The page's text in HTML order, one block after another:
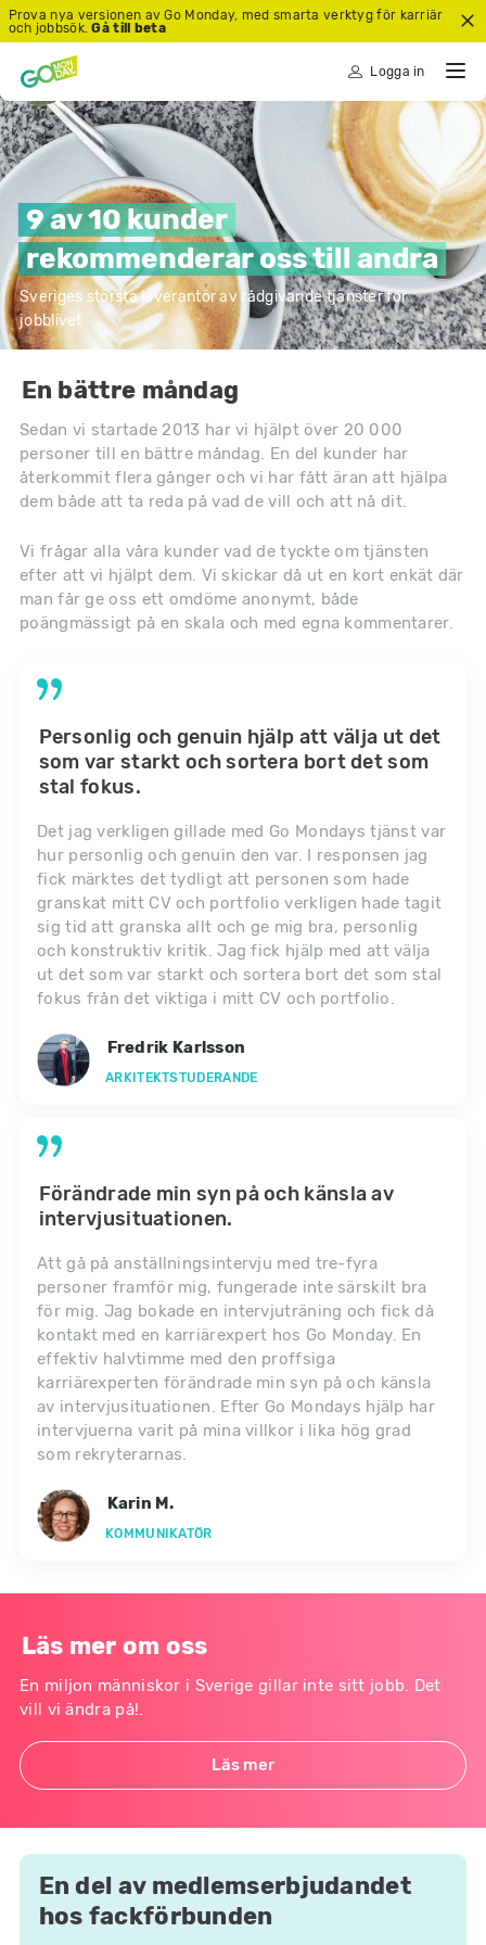
Prova nya versionen av Go Monday, med smarta verktyg för karriär
och jobbsök.Gå till beta
Logga in
9 av 10 kunder
rekommenderar oss till andra
Sveriges största leverantör av rådgivande tjänster för
jobblivet
En bättre måndag
Sedan vi startade 2013 har vi hjälpt över 20 000
personer till en bättre måndag. En del kunder har
återkommit flera gånger och vi har fått äran att hjälpa
dem både att ta reda på vad de vill och att nå dit.
Vi frågar alla våra kunder vad de tyckte om tjänsten
efter att vi hjälpt dem. Vi skickar då ut en kort enkät där
man får ge oss ett omdöme anonymt, både
poängmässigt på en skala och med egna kommentarer.
Personlig och genuin hjälp att välja ut det
som var starkt och sortera bort det som
stal fokus.
Det jag verkligen gillade med Go Mondays tjänst var
hur personlig och genuin den var. I responsen jag
fick märktes det tydligt att personen som hade
granskat mitt CV och portfolio verkligen hade tagit
sig tid att granska allt och ge mig bra, personlig
och konstruktiv kritik. Jag fick hjälp med att välja
ut det som var starkt och sortera bort det som stal
fokus från det viktiga i mitt CV och portfolio.
Fredrik Karlsson
ARKITEKTSTUDERANDE
Förändrade min syn på och känsla av
intervjusituationen.
Att gå på anställningsintervju med tre-fyra
personer framför mig, fungerade inte särskilt bra
för mig. Jag bokade en intervjuträning och fick då
kontakt med en karriärexpert hos Go Monday. En
effektiv halvtimme med den proffsiga
karriärexperten förändrade min syn på och känsla
av intervjusituationen. Efter Go Mondays hjälp har
intervjuerna varit på mina villkor i lika hög grad
som rekryterarnas.
Karin M.
KOMMUNIKATÖR
Läs mer om oss
En miljon människor i Sverige gillar inte sitt jobb. Det
vill vi ändra på!.
Läs mer
En del av medlemserbjudandet
hos fackförbunden